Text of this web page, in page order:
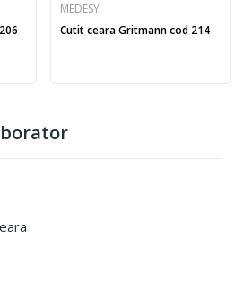
MEDESY
Cutit ceara Gritmann cod 214